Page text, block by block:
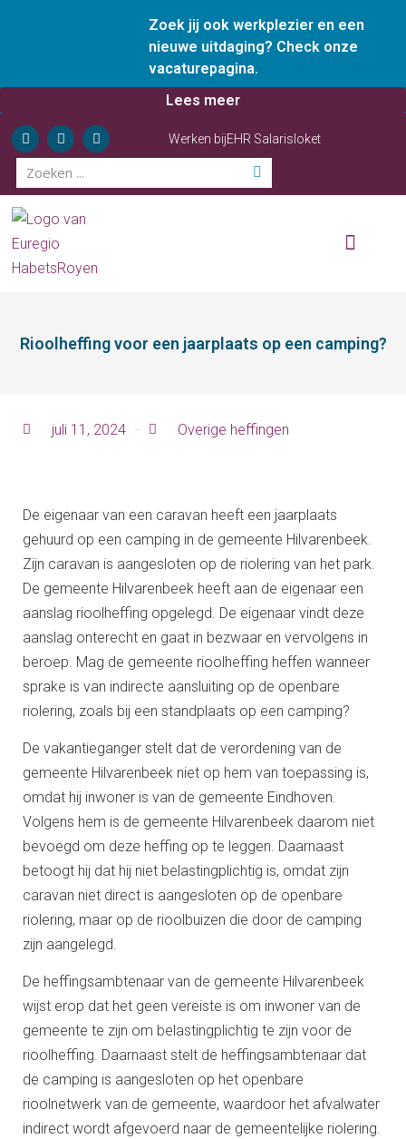
Zoek jij ook werkplezier en een
nieuwe uitdaging? Check onze
vacaturepagina.
Lees meer
Werken bijEHR Salarisloket
Rioolheffing voor een jaarplaats op een camping?
juli 11, 2024 Overige heffingen
De eigenaar van een caravan heeft een jaarplaats
gehuurd op een camping in de gemeente Hilvarenbeek.
Zijn caravan is aangesloten op de riolering van het park.
De gemeente Hilvarenbeek heeft aan de eigenaar een
aanslag rioolheffing opgelegd. De eigenaar vindt deze
aanslag onterecht en gaat in bezwaar en vervolgens in
beroep. Mag de gemeente rioolheffing heffen wanneer
sprake is van indirecte aansluiting op de openbare
riolering, zoals bij een standplaats op een camping?
De vakantieganger stelt dat de verordening van de
gemeente Hilvarenbeek niet op hem van toepassing is,
omdat hij inwoner is van de gemeente Eindhoven.
Volgens hem is de gemeente Hilvarenbeek daarom niet
bevoegd om deze heffing op te leggen. Daarnaast
betoogt hij dat hij niet belastingplichtig is, omdat zijn
caravan niet direct is aangesloten op de openbare
riolering, maar op de rioolbuizen die door de camping
zijn aangelegd.
De heffingsambtenaar van de gemeente Hilvarenbeek
wijst erop dat het geen vereiste is om inwoner van de
gemeente te zijn om belastingplichtig te zijn voor de
rioolheffing. Daarnaast stelt de heffingsambtenaar dat
de camping is aangesloten op het openbare
rioolnetwerk van de gemeente, waardoor het afvalwater
indirect wordt afgevoerd naar de gemeentelijke riolering.